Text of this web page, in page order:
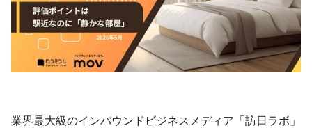
業界最大級のインバウンドビジネスメディア「訪日ラボ」